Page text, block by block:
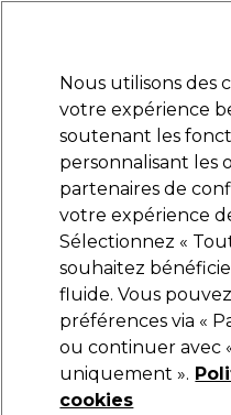
Marques Bons plans
Wella Professionals
Wella Professionals
de Précision
16,91 €19,90 €
Nous utilisons des
votre expérience
soutenant les
personnalisant les
partenaires de
votre expérience
Sélectionnez «
souhaitez
fluide. Vous
préférences via «
ou continuer avec
uniquement ».
cookies